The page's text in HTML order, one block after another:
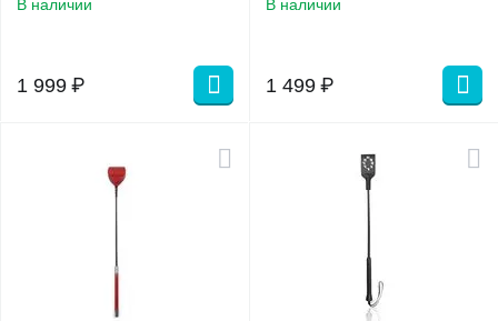
В наличии
1 999 ₽
В наличии
1 499 ₽